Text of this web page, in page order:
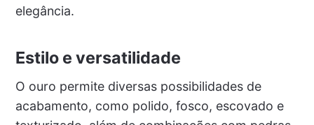
elegância.
Estilo e versatilidade
O ouro permite diversas possibilidades de
acabamento, como polido, fosco, escovado e